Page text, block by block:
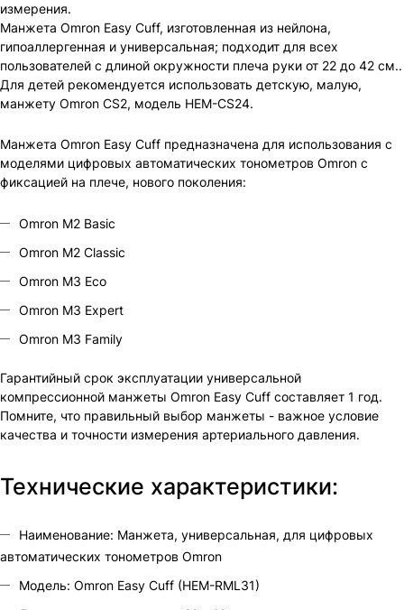
измерения.
Манжета Omron Easy Cuff, изготовленная из нейлона,
гипоаллергенная и универсальная; подходит для всех
пользователей с длиной окружности плеча руки от 22 до 42 см..
Для детей рекомендуется использовать детскую, малую,
манжету Omron CS2, модель HEM-CS24.
Манжета Omron Easy Cuff предназначена для использования с
моделями цифровых автоматических тонометров Omron с
фиксацией на плече, нового поколения:
Omron M2 Basic
Omron M2 Classic
Omron M3 Eco
Omron M3 Expert
Omron M3 Family
Гарантийный срок эксплуатации универсальной
компрессионной манжеты Omron Easy Cuff составляет 1 год.
Помните, что правильный выбор манжеты - важное условие
качества и точности измерения артериального давления.
Технические характеристики:
Наименование: Манжета, универсальная, для цифровых
автоматических тонометров Omron
Модель: Omron Easy Cuff (HEM-RML31)